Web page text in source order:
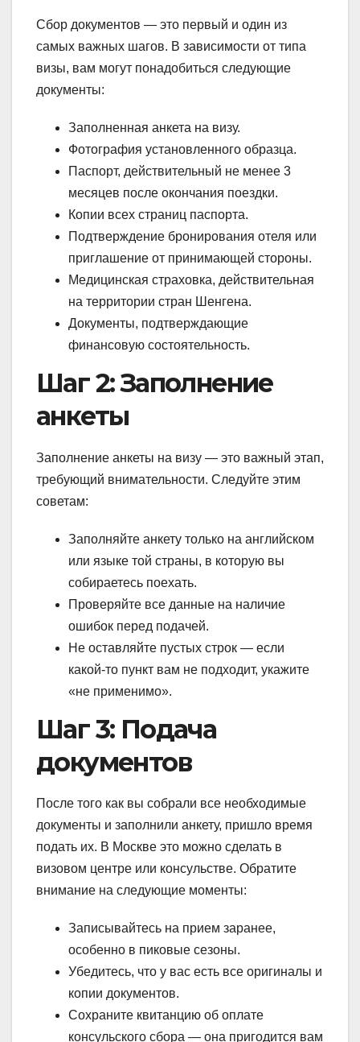
Сбор документов — это первый и один из
самых важных шагов. В зависимости от типа
визы, вам могут понадобиться следующие
документы:
Заполненная анкета на визу.
Фотография установленного образца.
Паспорт, действительный не менее 3
месяцев после окончания поездки.
Копии всех страниц паспорта.
Подтверждение бронирования отеля или
приглашение от принимающей стороны.
Медицинская страховка, действительная
на территории стран Шенгена.
Документы, подтверждающие
финансовую состоятельность.
Шаг 2: Заполнение
анкеты
Заполнение анкеты на визу — это важный этап,
требующий внимательности. Следуйте этим
советам:
Заполняйте анкету только на английском
или языке той страны, в которую вы
собираетесь поехать.
Проверяйте все данные на наличие
ошибок перед подачей.
Не оставляйте пустых строк — если
какой-то пункт вам не подходит, укажите
«не применимо».
Шаг 3: Подача
документов
После того как вы собрали все необходимые
документы и заполнили анкету, пришло время
подать их. В Москве это можно сделать в
визовом центре или консульстве. Обратите
внимание на следующие моменты:
Записывайтесь на прием заранее,
особенно в пиковые сезоны.
Убедитесь, что у вас есть все оригиналы и
копии документов.
Сохраните квитанцию об оплате
консульского сбора — она пригодится вам